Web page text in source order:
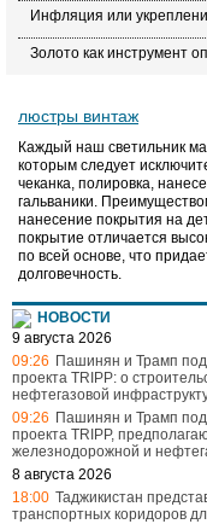
Инфляция или
Золото как инструмент
люстры винтаж
Каждый наш светильник
которым следует
чеканка, полировка,
гальваники.
нанесение покрытия на
покрытие отличается
по всей основе, что
долговечность.
НОВОСТИ
9 августа 2026
09:26 Пашинян и Трамп
проекта TRIPP: о
нефтегазовой
09:26 Пашинян и Трамп
проекта TRIPP,
железнодорожной и
8 августа 2026
18:00 Таджикистан
транспортных коридоров